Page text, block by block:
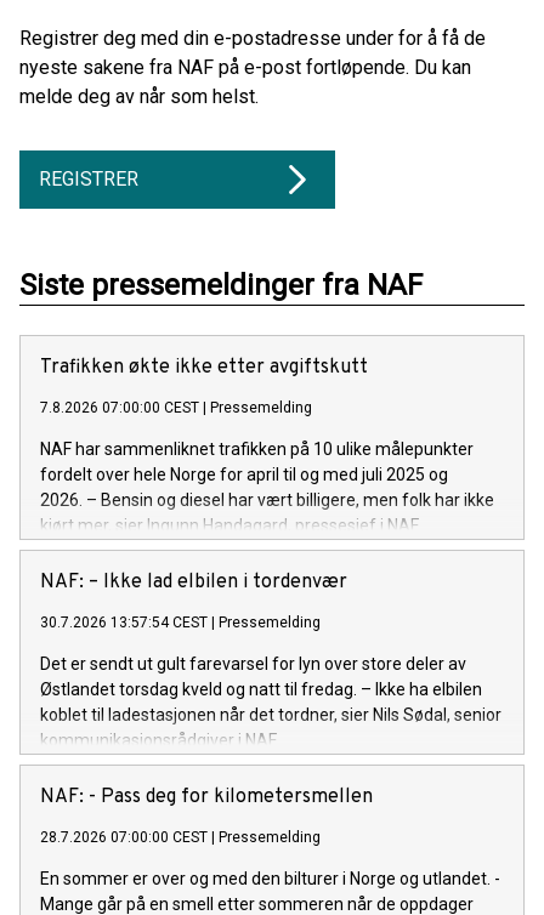
Registrer deg med din e-postadresse under for å få de
nyeste sakene fra NAF på e-post fortløpende. Du kan
melde deg av når som helst.
REGISTRER
Siste pressemeldinger fra NAF
Trafikken økte ikke etter avgiftskutt
7.8.2026 07:00:00 CEST | Pressemelding
NAF har sammenliknet trafikken på 10 ulike målepunkter
fordelt over hele Norge for april til og med juli 2025 og
2026. – Bensin og diesel har vært billigere, men folk har ikke
kjørt mer, sier Ingunn Handagard, pressesjef i NAF.
NAF: – Ikke lad elbilen i tordenvær
30.7.2026 13:57:54 CEST | Pressemelding
Det er sendt ut gult farevarsel for lyn over store deler av
Østlandet torsdag kveld og natt til fredag. – Ikke ha elbilen
koblet til ladestasjonen når det tordner, sier Nils Sødal, senior
kommunikasjonsrådgiver i NAF.
NAF: - Pass deg for kilometersmellen
28.7.2026 07:00:00 CEST | Pressemelding
En sommer er over og med den bilturer i Norge og utlandet. -
Mange går på en smell etter sommeren når de oppdager